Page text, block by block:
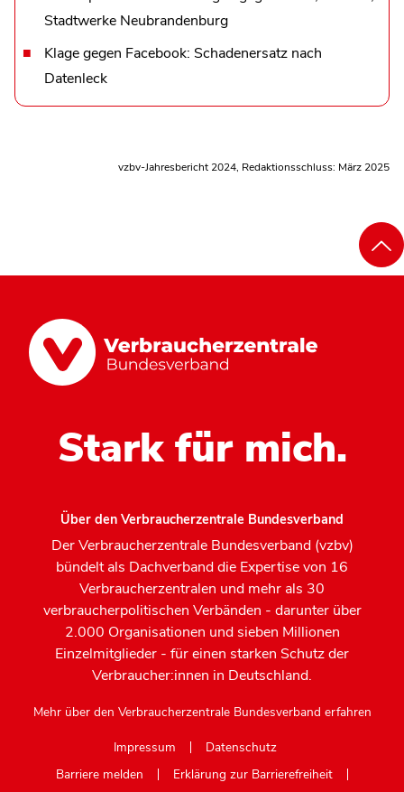
Stadtwerke Neubrandenburg
Klage gegen Facebook: Schadenersatz nach
Datenleck
vzbv-Jahresbericht 2024, Redaktionsschluss: März 2025
Stark für mich.
Über den Verbraucherzentrale Bundesverband
Der Verbraucherzentrale Bundesverband (vzbv)
bündelt als Dachverband die Expertise von 16
Verbraucherzentralen und mehr als 30
verbraucherpolitischen Verbänden - darunter über
2.000 Organisationen und sieben Millionen
Einzelmitglieder - für einen starken Schutz der
Verbraucher:innen in Deutschland.
Mehr über den Verbraucherzentrale Bundesverband erfahren
Impressum
Datenschutz
Barriere melden
Erklärung zur Barrierefreiheit